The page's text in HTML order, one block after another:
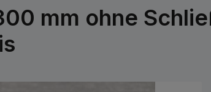
mm ohne